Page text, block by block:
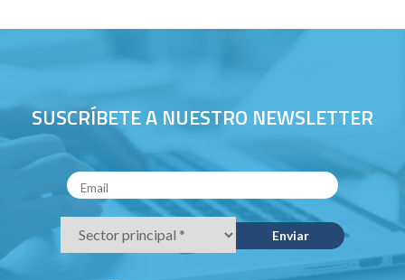
SUSCRÍBETE A NUESTRO NEWSLETTER